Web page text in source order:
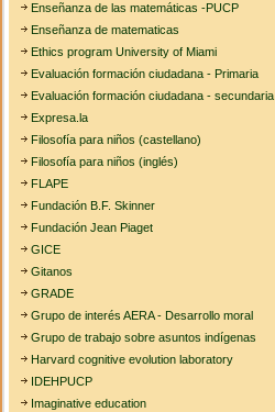
Enseñanza de las matemáticas -PUCP
Enseñanza de matematicas
Ethics program University of Miami
Evaluación formación ciudadana - Primaria
Evaluación formación ciudadana - secundaria
Expresa.la
Filosofía para niños (castellano)
Filosofía para niños (inglés)
FLAPE
Fundación B.F. Skinner
Fundación Jean Piaget
GICE
Gitanos
GRADE
Grupo de interés AERA - Desarrollo moral
Grupo de trabajo sobre asuntos indígenas
Harvard cognitive evolution laboratory
IDEHPUCP
Imaginative education